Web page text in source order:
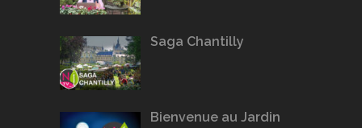
Saga Chantilly
Bienvenue au Jardin